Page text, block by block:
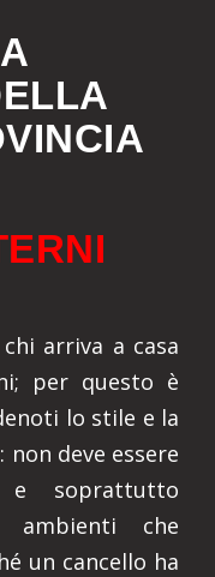
arriva a casa
per questo è
lo stile e la
non deve essere
e soprattutto
che
un cancello ha